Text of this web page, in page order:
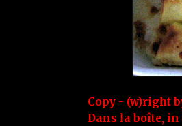
Copy - (w)right
Dans la boîte, in